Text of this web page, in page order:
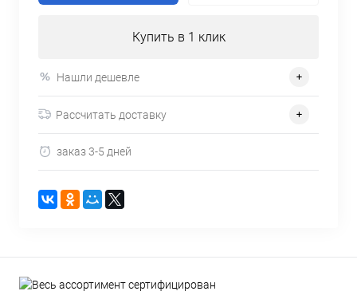
Купить в 1 клик
Нашли дешевле
Рассчитать доставку
заказ 3-5 дней